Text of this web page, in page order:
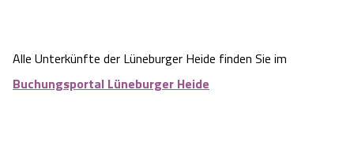
Alle Unterkünfte der Lüneburger Heide finden Sie im
Buchungsportal Lüneburger Heide